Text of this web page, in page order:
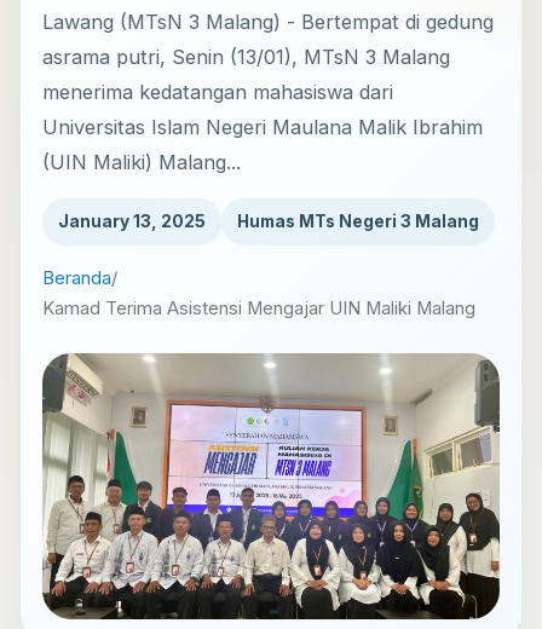
Lawang (MTsN 3 Malang) - Bertempat di gedung
asrama putri, Senin (13/01), MTsN 3 Malang
menerima kedatangan mahasiswa dari
Universitas Islam Negeri Maulana Malik Ibrahim
(UIN Maliki) Malang...
January 13, 2025 Humas MTs Negeri 3 Malang
Beranda/
Kamad Terima Asistensi Mengajar UIN Maliki Malang